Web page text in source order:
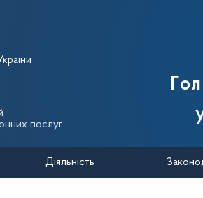
Державної
послуг
Діяльність